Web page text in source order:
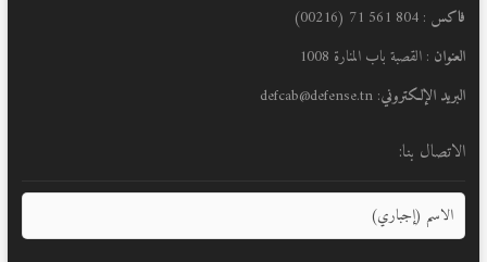
فاكس : 804 561 71 (00216)
العنوان : القصبة باب المنارة 1008
البريد الإلكتروني: defcab@defense.tn
الاتصال بنا: